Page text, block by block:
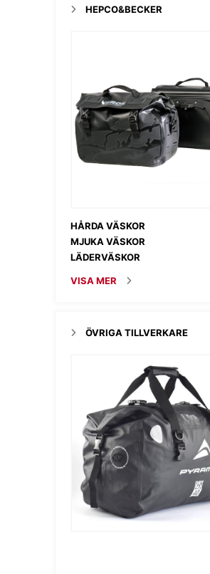
HEPCO&BECKER
HÅRDA VÄSKOR
MJUKA VÄSKOR
LÄDERVÄSKOR
VISA MER
ÖVRIGA TILLVERKARE